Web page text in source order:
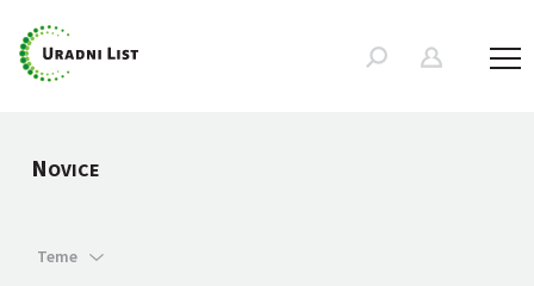
NOVICE
Teme